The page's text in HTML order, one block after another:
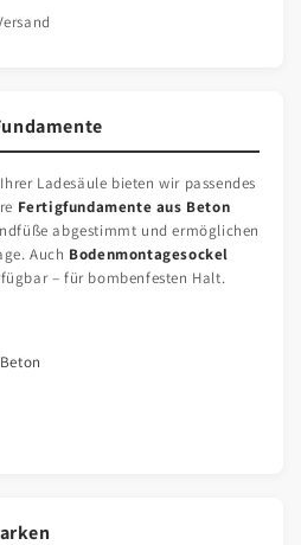
Ladesäule bieten wir passendes
Fertigfundamente aus Beton
abgestimmt und ermöglichen
Auch Bodenmontagesockel
– für bombenfesten Halt.